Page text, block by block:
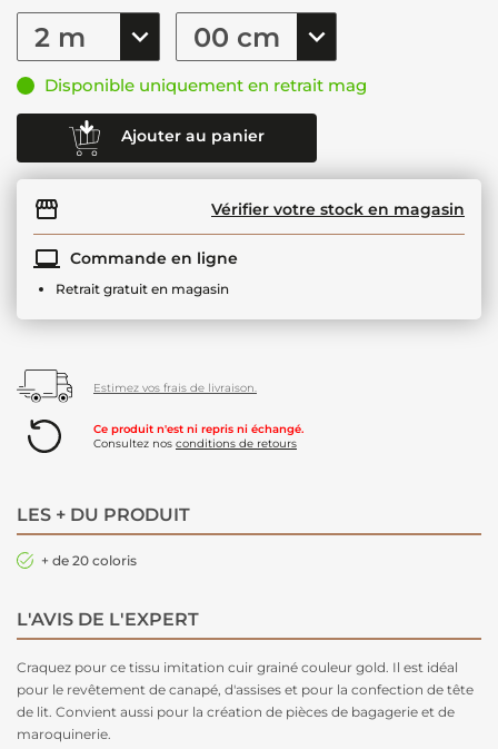
Disponible uniquement en retrait mag
Ajouter au panier
Vérifier votre stock en magasin
Commande en ligne
Retrait gratuit en magasin
Estimez vos frais de livraison.
Ce produit n'est ni repris ni échangé.
Consultez nos conditions de retours
LES + DU PRODUIT
+ de 20 coloris
L'AVIS DE L'EXPERT
Craquez pour ce tissu imitation cuir grainé couleur gold. Il est idéal
pour le revêtement de canapé, d'assises et pour la confection de tête
de lit. Convient aussi pour la création de pièces de bagagerie et de
maroquinerie.